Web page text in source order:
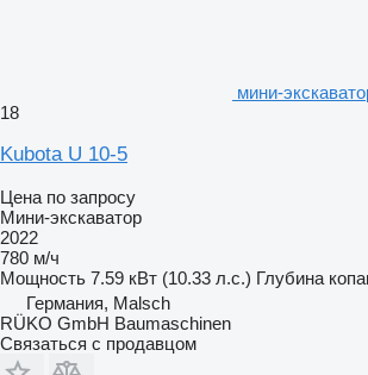
мини-
18
Kubota U 10-5
Цена по запросу
Мини-экскаватор
2022
780 м/ч
Мощность 7.59 кВт (10.33 л.с.) Глубина
Германия, Malsch
RÜKO GmbH Baumaschinen
Связаться с продавцом